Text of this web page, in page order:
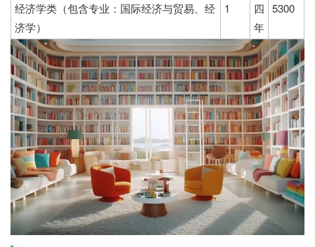
经济学类（包含专业：国际经济与贸易、经
济学）
1
四
年
5300